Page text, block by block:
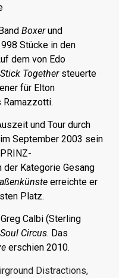
Boxerund
Stücke in den
dem von Edo
Stick Togethersteuerte
für Elton
Ramazzotti.
und Tour durch
September 2003 sein
PRINZ-
Kategorie Gesang
erreichte er
Platz.
Greg Calbi (Sterling
Soul Circus. Das
erschien 2010.
Distractions,